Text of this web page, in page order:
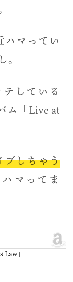
ハマってい
している
ム「Live at
ブしちゃう
マってま
」